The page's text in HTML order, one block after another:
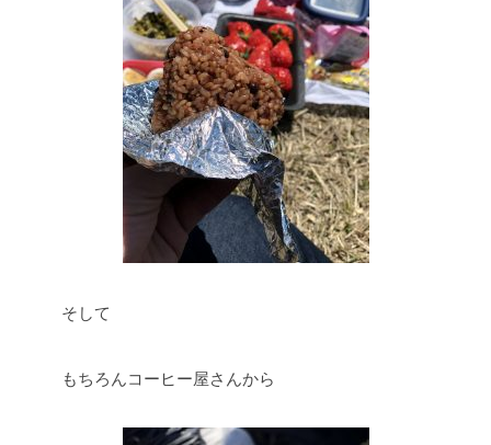
そして
もちろんコーヒー屋さんから